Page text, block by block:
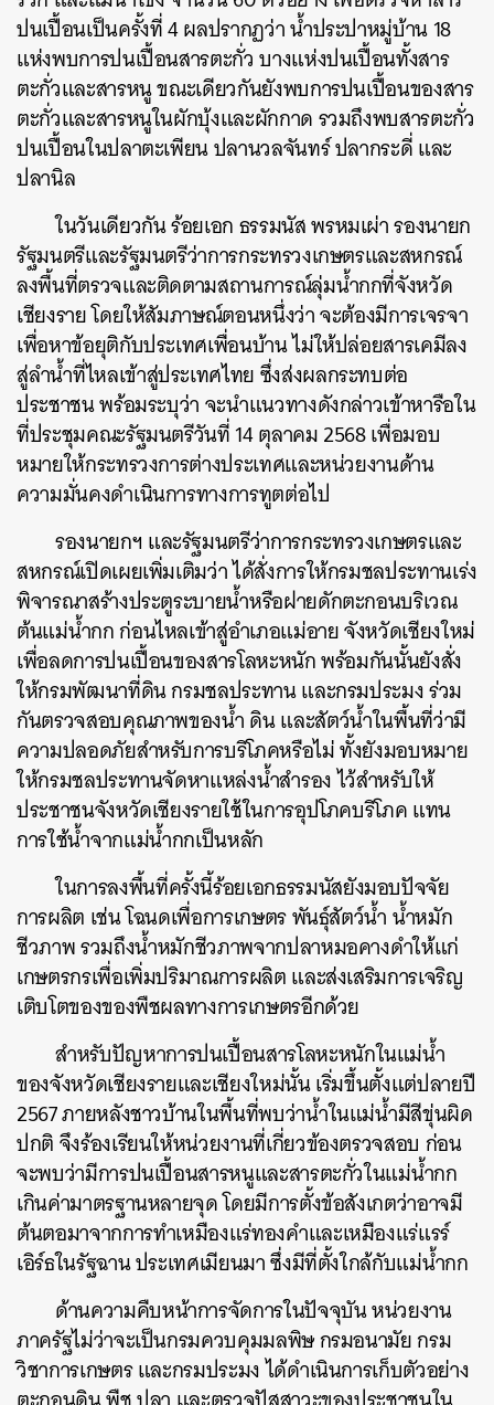
ปนเปื้อนเป็นครั้งที่ 4 ผลปรากฏว่า น้ำประปาหมู่บ้าน 18
แห่งพบการปนเปื้อนสารตะกั่ว บางแห่งปนเปื้อนทั้งสาร
ตะกั่วและสารหนู ขณะเดียวกันยังพบการปนเปื้อนของสาร
ตะกั่วและสารหนูในผักบุ้งและผักกาด รวมถึงพบสารตะกั่ว
ปนเปื้อนในปลาตะเพียน ปลานวลจันทร์ ปลากระดี่ และ
ปลานิล
ในวันเดียวกัน ร้อยเอก ธรรมนัส พรหมเผ่า รองนายก
รัฐมนตรีและรัฐมนตรีว่าการกระทรวงเกษตรและสหกรณ์
ลงพื้นที่ตรวจและติดตามสถานการณ์ลุ่มน้ำกกที่จังหวัด
เชียงราย โดยให้สัมภาษณ์ตอนหนึ่งว่า จะต้องมีการเจรจา
เพื่อหาข้อยุติกับประเทศเพื่อนบ้าน ไม่ให้ปล่อยสารเคมีลง
สู่ลำน้ำที่ไหลเข้าสู่ประเทศไทย ซึ่งส่งผลกระทบต่อ
ประชาชน พร้อมระบุว่า จะนำแนวทางดังกล่าวเข้าหารือใน
ที่ประชุมคณะรัฐมนตรีวันที่ 14 ตุลาคม 2568 เพื่อมอบ
หมายให้กระทรวงการต่างประเทศและหน่วยงานด้าน
ความมั่นคงดำเนินการทางการทูตต่อไป
รองนายกฯ และรัฐมนตรีว่าการกระทรวงเกษตรและ
สหกรณ์เปิดเผยเพิ่มเติมว่า ได้สั่งการให้กรมชลประทานเร่ง
พิจารณาสร้างประตูระบายน้ำหรือฝายดักตะกอนบริเวณ
ต้นแม่น้ำกก ก่อนไหลเข้าสู่อำเภอแม่อาย จังหวัดเชียงใหม่
เพื่อลดการปนเปื้อนของสารโลหะหนัก พร้อมกันนั้นยังสั่ง
ให้กรมพัฒนาที่ดิน กรมชลประทาน และกรมประมง ร่วม
กันตรวจสอบคุณภาพของน้ำ ดิน และสัตว์น้ำในพื้นที่ว่ามี
ความปลอดภัยสำหรับการบริโภคหรือไม่ ทั้งยังมอบหมาย
ให้กรมชลประทานจัดหาแหล่งน้ำสำรอง ไว้สำหรับให้
ประชาชนจังหวัดเชียงรายใช้ในการอุปโภคบริโภค แทน
การใช้น้ำจากแม่น้ำกกเป็นหลัก
ในการลงพื้นที่ครั้งนี้ร้อยเอกธรรมนัสยังมอบปัจจัย
การผลิต เช่น โฉนดเพื่อการเกษตร พันธุ์สัตว์น้ำ น้ำหมัก
ชีวภาพ รวมถึงน้ำหมักชีวภาพจากปลาหมอคางดำให้แก่
เกษตรกรเพื่อเพิ่มปริมาณการผลิต และส่งเสริมการเจริญ
เติบโตของของพืชผลทางการเกษตรอีกด้วย
สำหรับปัญหาการปนเปื้อนสารโลหะหนักในแม่น้ำ
ของจังหวัดเชียงรายและเชียงใหม่นั้น เริ่มขึ้นตั้งแต่ปลายปี
2567 ภายหลังชาวบ้านในพื้นที่พบว่าน้ำในแม่น้ำมีสีขุ่นผิด
ปกติ จึงร้องเรียนให้หน่วยงานที่เกี่ยวข้องตรวจสอบ ก่อน
จะพบว่ามีการปนเปื้อนสารหนูและสารตะกั่วในแม่น้ำกก
เกินค่ามาตรฐานหลายจุด โดยมีการตั้งข้อสังเกตว่าอาจมี
ต้นตอมาจากการทำเหมืองแร่ทองคำและเหมืองแร่แรร์
เอิร์ธในรัฐฉาน ประเทศเมียนมา ซึ่งมีที่ตั้งใกล้กับแม่น้ำกก
ด้านความคืบหน้าการจัดการในปัจจุบัน หน่วยงาน
ภาครัฐไม่ว่าจะเป็นกรมควบคุมมลพิษ กรมอนามัย กรม
วิชาการเกษตร และกรมประมง ได้ดำเนินการเก็บตัวอย่าง
SHARE TWEET LINE EMAIL